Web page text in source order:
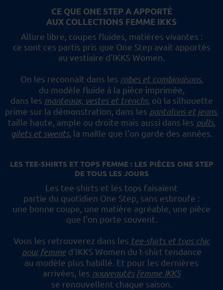
CE QUE ONE STEP A APPORTÉ
AUX COLLECTIONS FEMME IKKS
Allure libre, coupes fluides, matières vivantes :
ce sont ces partis pris que One Step avait apportés
au vestiaire d'IKKS Women.
On les reconnaît dans les robes et combinaisons,
du modèle fluide à la pièce imprimée,
dans les manteaux, vestes et trenchs, où la silhouette
prime sur la démonstration, dans les pantalons et jeans,
taille haute, ample ou droite mais aussi dans les pulls,
gilets et sweats, la maille que l'on garde des années.
LES TEE-SHIRTS ET TOPS FEMME : LES PIÈCES ONE STEP
DE TOUS LES JOURS
Les tee-shirts et les tops faisaient
partie du quotidien One Step, sans esbroufe :
une bonne coupe, une matière agréable, une pièce
que l'on porte souvent.
Vous les retrouverez dans les tee-shirts et tops chic
pour femmed'IKKS Women du t-shirt tendance
au modèle plus habillé. Et pour les dernières
arrivées, les nouveautés femme IKKS
se renouvellent chaque saison.